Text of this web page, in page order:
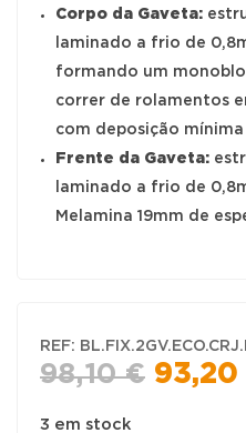
Corpo da Gaveta:
laminado a frio de
formando um
correr de rolamentos
com deposição
Frente da Gaveta:
laminado a frio de
Melamina 19mm de
REF:
98,10€ O
93,20
3 em stock